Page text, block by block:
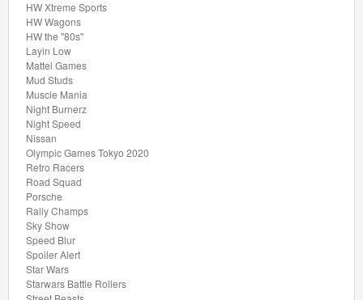
City
Racebaan
Hot
Wheels
5
auto's
Pack
Baja
Blazers
Batman
HW Xtreme Sports
HW Wagons
HW the "80s"
Layin Low
Mattel Games
Mud Studs
Muscle Mania
Night Burnerz
Night Speed
Nissan
Olympic Games Tokyo 2020
Retro Racers
Road Squad
Porsche
Rally Champs
Sky Show
Speed Blur
Spoiler Alert
Star Wars
Starwars Battle Rollers